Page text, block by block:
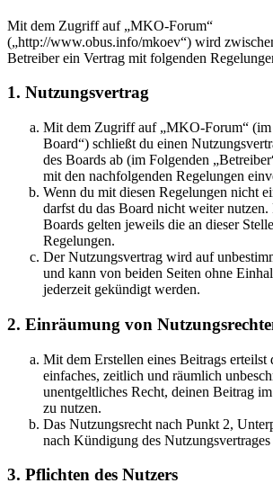
Mit dem Zugriff auf „MKO-Forum“
(„http://www.obus.info/mkoev“) wird
Betreiber ein Vertrag mit folgenden
1. Nutzungsvertrag
Mit dem Zugriff auf „MKO-Forum“ (im
Board“) schließt du einen
des Boards ab (im Folgenden
mit den nachfolgenden Regelungen
Wenn du mit diesen Regelungen nicht
darfst du das Board nicht weiter
Boards gelten jeweils die an dieser
Regelungen.
Der Nutzungsvertrag wird auf
und kann von beiden Seiten ohne
jederzeit gekündigt werden.
2. Einräumung von
Mit dem Erstellen eines Beitrags erteilst
einfaches, zeitlich und räumlich
unentgeltliches Recht, deinen Beitrag
zu nutzen.
Das Nutzungsrecht nach Punkt 2,
nach Kündigung des Nutzungsvertrages
3. Pflichten des Nutzers